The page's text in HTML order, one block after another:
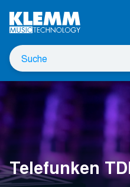
Hauptinhalt
Suche
nach
Telefunken